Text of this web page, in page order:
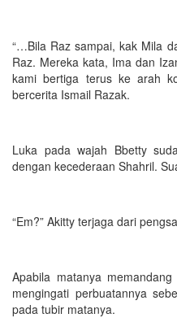
“…Bila Raz sampai, kak Mila
Raz. Mereka kata, Ima dan
kami bertiga terus ke arah
bercerita Ismail Razak.
Luka pada wajah Bbetty
dengan kecederaan Shahril.
“Em?” Akitty terjaga dari
Apabila matanya memandang
mengingati perbuatannya
pada tubir matanya.